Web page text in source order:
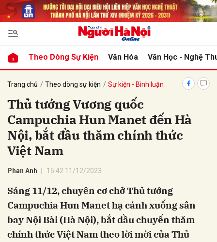
Theo Dòng Sự Kiện Văn Hóa Văn Học - Nghệ
Trang chủ Theo dòng sự kiện Sự kiện - Bình luận
Thủ tướng Vương quốc
Campuchia Hun Manet đến Hà
Nội, bắt đầu thăm chính thức
Việt Nam
Phan Anh 15:42 11/12/2023
Sáng 11/12, chuyên cơ chở Thủ tướng
Campuchia Hun Manet hạ cánh xuống sân
bay Nội Bài (Hà Nội), bắt đầu chuyến thăm
chính thức Việt Nam theo lời mời của Thủ
luận